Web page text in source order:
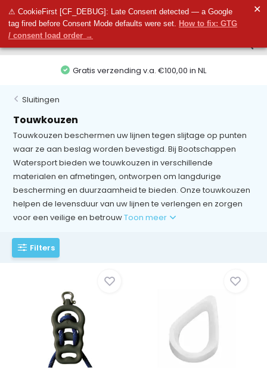
⚠ CookieFirst [CF_DEBUG]: Late Consent detected — a Google
tag fired before Consent Mode defaults were set. How to fix: GTG
/ consent load order →
✕
0 0
Afrekenen in veilige
Sluitingen
Touwkouzen
Touwkouzen beschermen uw lijnen tegen slijtage op punten
waar ze aan beslag worden bevestigd. Bij Bootschappen
Watersport bieden we touwkouzen in verschillende
materialen en afmetingen, ontworpen om langdurige
bescherming en duurzaamheid te bieden. Onze touwkouzen
helpen de levensduur van uw lijnen te verlengen en zorgen
voor een veilige en betrouwToon meer
Filters